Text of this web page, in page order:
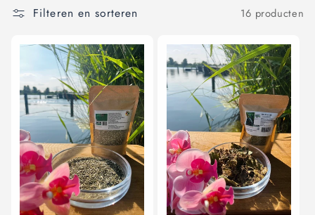
Filteren en sorteren 16 producten